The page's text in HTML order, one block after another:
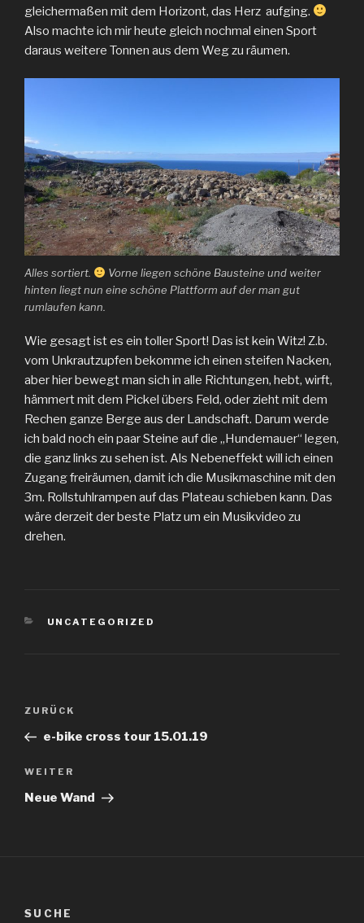
gleichermaßen mit dem Horizont, das Herz aufging.
Also machte ich mir heute gleich nochmal einen Sport
daraus weitere Tonnen aus dem Weg zu räumen.
Alles sortiert.
Vorne liegen schöne Bausteine und weiter
hinten liegt nun eine schöne Plattform auf der man gut
rumlaufen kann.
Wie gesagt ist es ein toller Sport! Das ist kein Witz! Z.b.
vom Unkrautzupfen bekomme ich einen steifen Nacken,
aber hier bewegt man sich in alle Richtungen, hebt, wirft,
hämmert mit dem Pickel übers Feld, oder zieht mit dem
Rechen ganze Berge aus der Landschaft. Darum werde
ich bald noch ein paar Steine auf die „Hundemauer“ legen,
die ganz links zu sehen ist. Als Nebeneffekt will ich einen
Zugang freiräumen, damit ich die Musikmaschine mit den
3m. Rollstuhlrampen auf das Plateau schieben kann. Das
wäre derzeit der beste Platz um ein Musikvideo zu
drehen.
KATEGORIEN
UNCATEGORIZED
Beitragsnavigation
Vorheriger
Beitrag
ZURÜCK
e-bike cross tour 15.01.19
Nächster
Beitrag
WEITER
Neue Wand
SUCHE